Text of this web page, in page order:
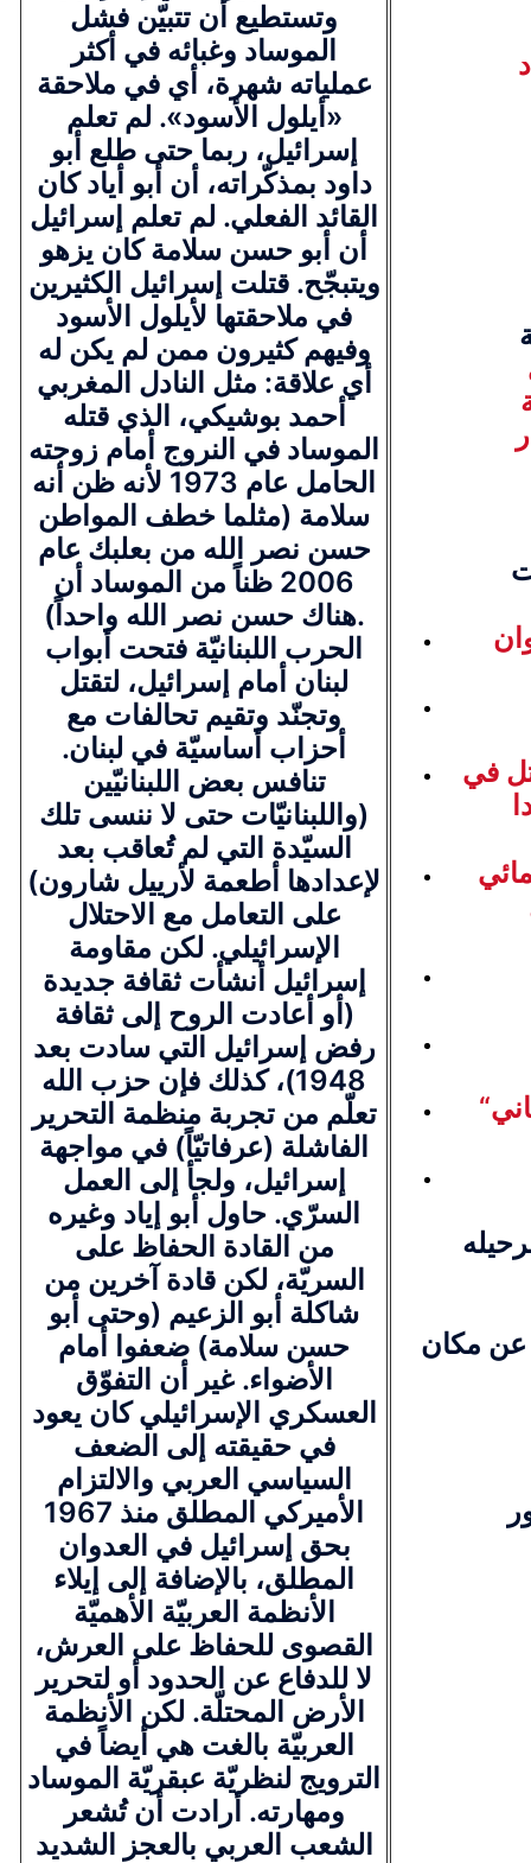
وتستطيع أن تتبيّن فشل
الموساد وغبائه في أكثر
عملياته شهرة، أي في ملاحقة
«أيلول الأسود». لم تعلم
إسرائيل، ربما حتى طلع أبو
داود بمذكّراته، أن أبو أياد كان
القائد الفعلي. لم تعلم إسرائيل
أن أبو حسن سلامة كان يزهو
ويتبجّح. قتلت إسرائيل الكثيرين
في ملاحقتها لأيلول الأسود
وفيهم كثيرون ممن لم يكن له
أي علاقة: مثل النادل المغربي
أحمد بوشيكي، الذي قتله
الموساد في النروج أمام زوجته
الحامل عام 1973 لأنه ظن أنه
سلامة (مثلما خطف المواطن
حسن نصر الله من بعلبك عام
2006 ظناً من الموساد أن
هناك حسن نصر الله واحداً).
الحرب اللبنانيّة فتحت أبواب
لبنان أمام إسرائيل، لتقتل
وتجنّد وتقيم تحالفات مع
أحزاب أساسيّة في لبنان.
تنافس بعض اللبنانيّين
(واللبنانيّات حتى لا ننسى تلك
السيّدة التي لم تُعاقب بعد
لإعدادها أطعمة لأرييل شارون)
على التعامل مع الاحتلال
الإسرائيلي. لكن مقاومة
إسرائيل أنشأت ثقافة جديدة
(أو أعادت الروح إلى ثقافة
رفض إسرائيل التي سادت بعد
1948)، كذلك فإن حزب الله
تعلّم من تجربة منظمة التحرير
الفاشلة (عرفاتيّاً) في مواجهة
إسرائيل، ولجأ إلى العمل
السرّي. حاول أبو إياد وغيره
من القادة الحفاظ على
السريّة، لكن قادة آخرين من
شاكلة أبو الزعيم (وحتى أبو
حسن سلامة) ضعفوا أمام
الأضواء. غير أن التفوّق
العسكري الإسرائيلي كان يعود
في حقيقته إلى الضعف
السياسي العربي والالتزام
الأميركي المطلق منذ 1967
بحق إسرائيل في العدوان
المطلق، بالإضافة إلى إيلاء
الأنظمة العربيّة الأهميّة
القصوى للحفاظ على العرش،
لا للدفاع عن الحدود أو لتحرير
الأرض المحتلّة. لكن الأنظمة
العربيّة بالغت هي أيضاً في
الترويج لنظريّة عبقريّة الموساد
ومهارته. أرادت أن تُشعر
الشعب العربي بالعجز الشديد
في
مكان